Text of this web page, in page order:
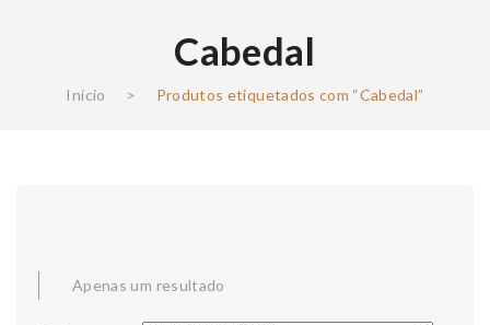
Cabedal
Início > Produtos etiquetados com “Cabedal”
Apenas um resultado